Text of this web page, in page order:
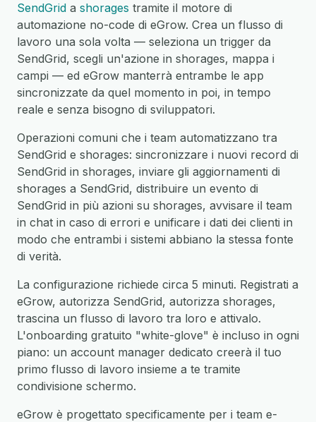
SendGrid a shorages tramite il motore di
automazione no-code di eGrow. Crea un flusso di
lavoro una sola volta — seleziona un trigger da
SendGrid, scegli un'azione in shorages, mappa i
campi — ed eGrow manterrà entrambe le app
sincronizzate da quel momento in poi, in tempo
reale e senza bisogno di sviluppatori.
Operazioni comuni che i team automatizzano tra
SendGrid e shorages: sincronizzare i nuovi record di
SendGrid in shorages, inviare gli aggiornamenti di
shorages a SendGrid, distribuire un evento di
SendGrid in più azioni su shorages, avvisare il team
in chat in caso di errori e unificare i dati dei clienti in
modo che entrambi i sistemi abbiano la stessa fonte
di verità.
La configurazione richiede circa 5 minuti. Registrati a
eGrow, autorizza SendGrid, autorizza shorages,
trascina un flusso di lavoro tra loro e attivalo.
L'onboarding gratuito "white-glove" è incluso in ogni
piano: un account manager dedicato creerà il tuo
primo flusso di lavoro insieme a te tramite
condivisione schermo.
eGrow è progettato specificamente per i team e-